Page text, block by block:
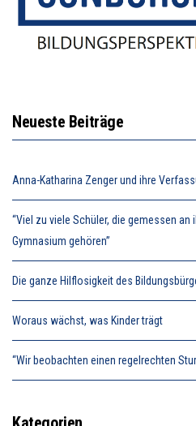
Neueste Beiträge
Anna-Katharina Zenger und ihre
“Viel zu viele Schüler, die gemessen an
Gymnasium gehören”
Die ganze Hilflosigkeit des
Woraus wächst, was Kinder trägt
“Wir beobachten einen regelrechten